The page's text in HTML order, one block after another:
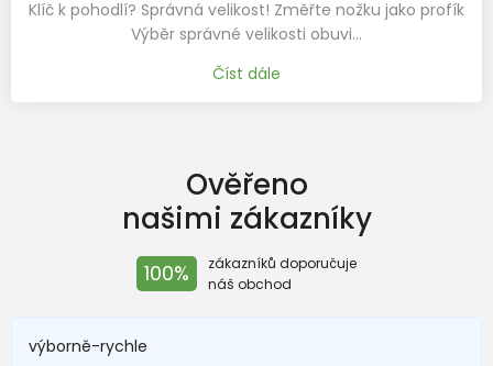
Klíč k pohodlí? Správná velikost! Změřte nožku jako profík
Výběr správné velikosti obuvi…
Číst dále
Ověřeno
našimi zákazníky
100%
zákazníků doporučuje
náš obchod
výborně-rychle